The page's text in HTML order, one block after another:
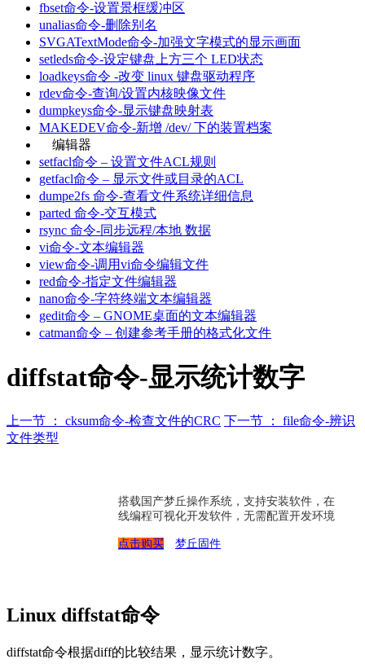
fbset命令-设置景框缓冲区
unalias命令-删除别名
SVGATextMode命令-加强文字模式的显示画面
setleds命令-设定键盘上方三个 LED状态
loadkeys命令 -改变 linux 键盘驱动程序
rdev命令-查询/设置内核映像文件
dumpkeys命令-显示键盘映射表
MAKEDEV命令-新增 /dev/ 下的装置档案
编辑器
setfacl命令 – 设置文件ACL规则
getfacl命令 – 显示文件或目录的ACL
dumpe2fs 命令-查看文件系统详细信息
parted 命令-交互模式
rsync 命令-同步远程/本地 数据
vi命令-文本编辑器
view命令-调用vi命令编辑文件
red命令-指定文件编辑器
nano命令-字符终端文本编辑器
gedit命令 – GNOME桌面的文本编辑器
catman命令 – 创建参考手册的格式化文件
diffstat命令-显示统计数字
上一节 ： cksum命令-检查文件的CRC 下一节 ： file命令-辨识
文件类型
搭载国产梦丘操作系统，支持安装软件，在
线编程可视化开发软件，无需配置开发环境
点击购买 梦丘固件
Linux diffstat命令
diffstat命令根据diff的比较结果，显示统计数字。